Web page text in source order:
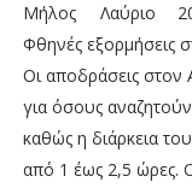
Μήλος
Λαύριο
Φθηνές εξορμήσεις
Οι αποδράσεις στον
για όσους
καθώς η διάρκεια
από 1 έως 2,5 ώρες.